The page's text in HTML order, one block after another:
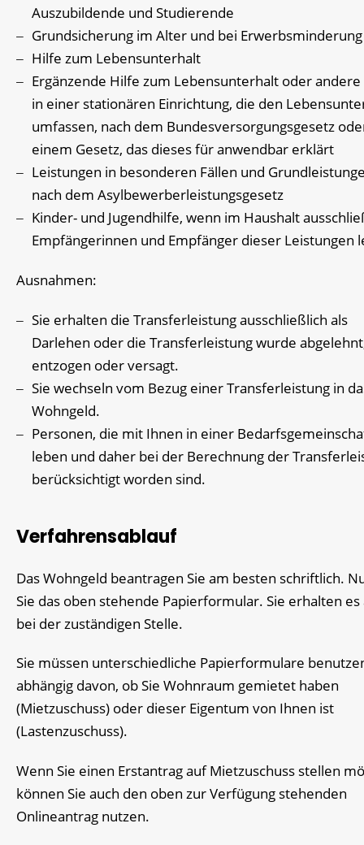
Auszubildende und Studierende
Grundsicherung im Alter und bei Erwerbsminderung
Hilfe zum Lebensunterhalt
Ergänzende Hilfe zum Lebensunterhalt oder
in einer stationären Einrichtung, die den
umfassen, nach dem Bundesversorgungsgesetz
einem Gesetz, das dieses für anwendbar erklärt
Leistungen in besonderen Fällen und
nach dem Asylbewerberleistungsgesetz
Kinder- und Jugendhilfe, wenn im Haushalt
Empfängerinnen und Empfänger dieser Leistungen
Ausnahmen:
Sie erhalten die Transferleistung ausschließlich als
Darlehen oder die Transferleistung wurde
entzogen oder versagt.
Sie wechseln vom Bezug einer Transferleistung in
Wohngeld.
Personen, die mit Ihnen in einer
leben und daher bei der Berechnung der
berücksichtigt worden sind.
Verfahrensablauf
Das Wohngeld beantragen Sie am besten schriftlich.
Sie das oben stehende Papierformular. Sie erhalten es
bei der zuständigen Stelle.
Sie müssen unterschiedliche Papierformulare
abhängig davon, ob Sie Wohnraum gemietet haben
(Mietzuschuss) oder dieser Eigentum von Ihnen ist
(Lastenzuschuss).
Wenn Sie einen Erstantrag auf Mietzuschuss stellen
können Sie auch den oben zur Verfügung stehenden
Onlineantrag nutzen.